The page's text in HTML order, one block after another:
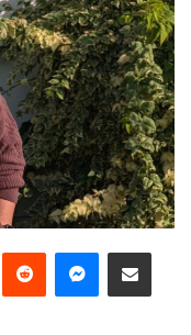
Reddit Messenger
Share via Email